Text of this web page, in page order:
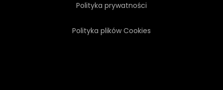
Polityka prywatności
Polityka plików Cookies